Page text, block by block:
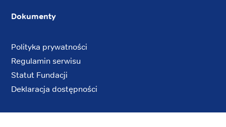
Dokumenty
Polityka prywatności
Regulamin serwisu
Statut Fundacji
Deklaracja dostępności